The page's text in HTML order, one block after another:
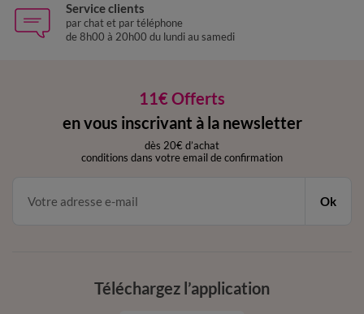
Service clients
par chat et par téléphone
de 8h00 à 20h00 du lundi au samedi
11€ Offerts
en vous inscrivant à la newsletter
dès 20€ d’achat
conditions dans votre email de confirmation
Ok
Téléchargez l’application